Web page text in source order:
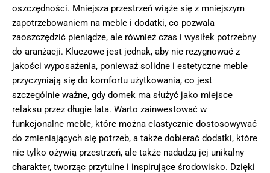
oszczędności. Mniejsza przestrzeń wiąże się z mniejszym
zapotrzebowaniem na meble i dodatki, co pozwala
zaoszczędzić pieniądze, ale również czas i wysiłek potrzebny
do aranżacji. Kluczowe jest jednak, aby nie rezygnować z
jakości wyposażenia, ponieważ solidne i estetyczne meble
przyczyniają się do komfortu użytkowania, co jest
szczególnie ważne, gdy domek ma służyć jako miejsce
relaksu przez długie lata. Warto zainwestować w
funkcjonalne meble, które można elastycznie dostosowywać
do zmieniających się potrzeb, a także dobierać dodatki, które
nie tylko ożywią przestrzeń, ale także nadadzą jej unikalny
charakter, tworząc przytulne i inspirujące środowisko. Dzięki